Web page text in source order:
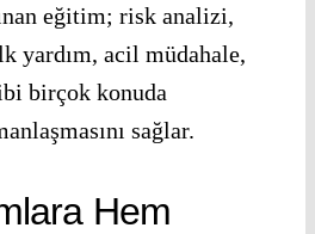
eğitim; risk analizi,
yardım, acil müdahale,
birçok konuda
sağlar.
Hem